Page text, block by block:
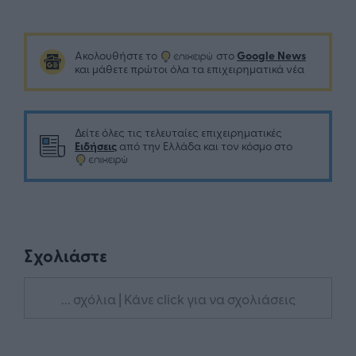
Ακολουθήστε το στο Google News
και μάθετε πρώτοι όλα τα επιχειρηματικά νέα
Δείτε όλες τις τελευταίες επιχειρηματικές
Ειδήσεις από την Ελλάδα και τον κόσμο στο
Σχολιάστε
... σχόλια | Κάνε click για να σχολιάσεις